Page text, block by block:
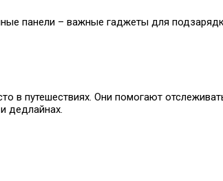
панели – важные гаджеты для
в путешествиях. Они помогают
дедлайнах.